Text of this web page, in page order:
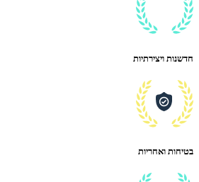
חדשנות ויצירתיות
בטיחות ואחריות